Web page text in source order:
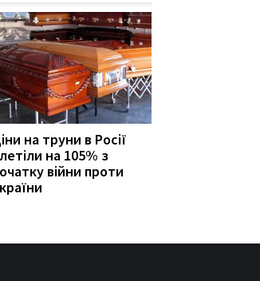
на труни в Росії
на 105% з
війни проти